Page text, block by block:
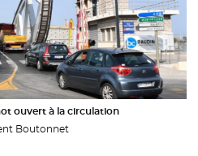
ouvert à la circulation
Boutonnet